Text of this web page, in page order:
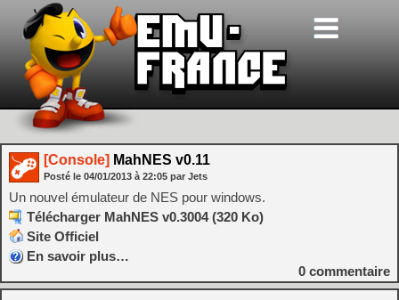
[Console] MahNES v0.11
Posté le 04/01/2013 à 22:05 par Jets
Un nouvel émulateur de NES pour windows.
Télécharger MahNES v0.3004 (320 Ko)
Site Officiel
En savoir plus…
0 commentaire